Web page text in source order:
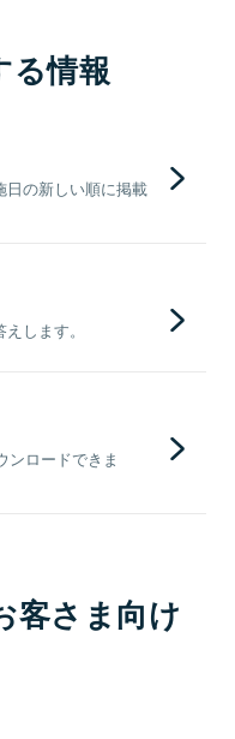
る情報
日の新しい順に掲載
します。
ンロードできま
客さま向け